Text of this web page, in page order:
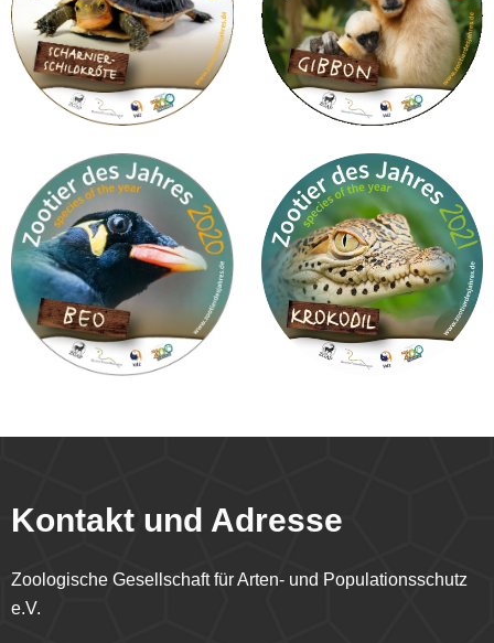
Kontakt und Adresse
Zoologische Gesellschaft für Arten- und Populationsschutz
e.V.